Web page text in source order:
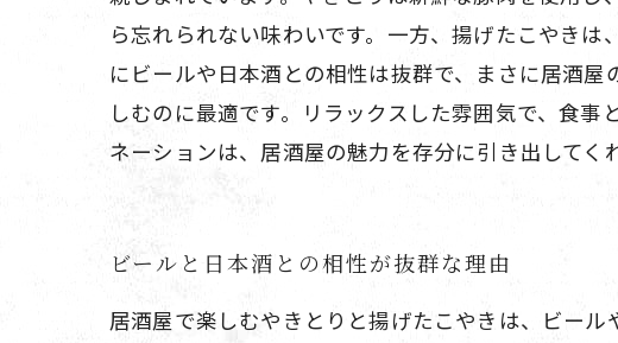
ら忘れられない味わいです。一方、揚げたこやき
にビールや日本酒との相性は抜群で、まさに居酒
しむのに最適です。リラックスした雰囲気で、食
ネーションは、居酒屋の魅力を存分に引き出してく
ビールと日本酒との相性が抜群な理由
居酒屋で楽しむやきとりと揚げたこやきは、ビー